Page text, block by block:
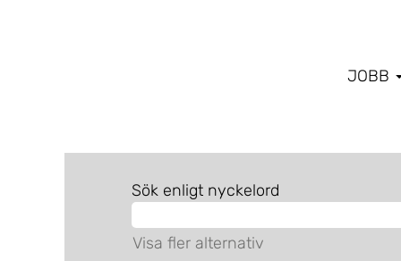
JOBB
Sök enligt nyckelord
Visa fler alternativ